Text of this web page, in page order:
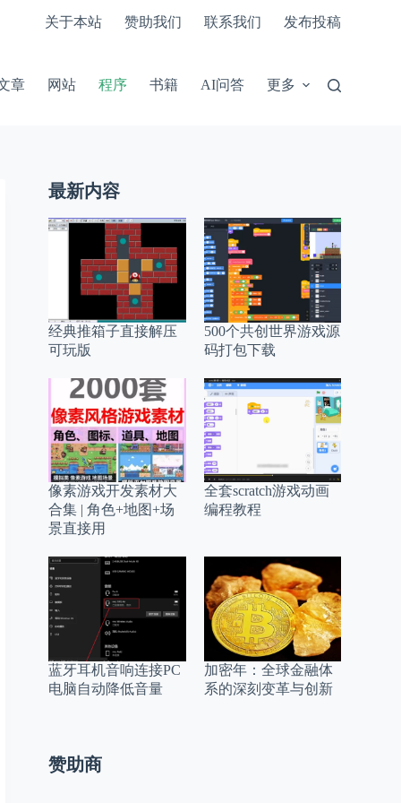
关于本站 赞助我们 联系我们 发布投稿
章 网站 程序 书籍 AI问答 更多
最新内容
经典推箱子直接解压
可玩版
500个共创世界游戏源
码打包下载
像素游戏开发素材大
合集 | 角色+地图+场
景直接用
全套scratch游戏动画
编程教程
蓝牙耳机音响连接PC
电脑自动降低音量
加密年：全球金融体
系的深刻变革与创新
赞助商